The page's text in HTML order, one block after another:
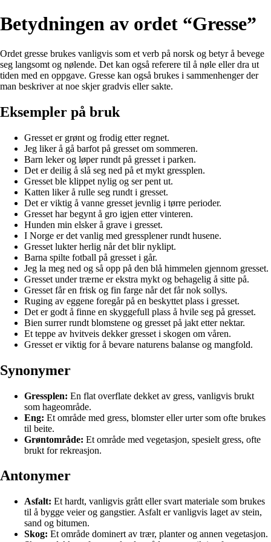
Betydningen av ordet “Gresse”
Ordet gresse brukes vanligvis som et verb på norsk og betyr å bevege
seg langsomt og nølende. Det kan også referere til å nøle eller dra ut
tiden med en oppgave. Gresse kan også brukes i sammenhenger der
man beskriver at noe skjer gradvis eller sakte.
Eksempler på bruk
Gresset er grønt og frodig etter regnet.
Jeg liker å gå barfot på gresset om sommeren.
Barn leker og løper rundt på gresset i parken.
Det er deilig å slå seg ned på et mykt gressplen.
Gresset ble klippet nylig og ser pent ut.
Katten liker å rulle seg rundt i gresset.
Det er viktig å vanne gresset jevnlig i tørre perioder.
Gresset har begynt å gro igjen etter vinteren.
Hunden min elsker å grave i gresset.
I Norge er det vanlig med gressplener rundt husene.
Gresset lukter herlig når det blir nyklipt.
Barna spilte fotball på gresset i går.
Jeg la meg ned og så opp på den blå himmelen gjennom gresset.
Gresset under trærne er ekstra mykt og behagelig å sitte på.
Gresset får en frisk og fin farge når det får nok sollys.
Ruging av eggene foregår på en beskyttet plass i gresset.
Det er godt å finne en skyggefull plass å hvile seg på gresset.
Bien surrer rundt blomstene og gresset på jakt etter nektar.
Et teppe av hvitveis dekker gresset i skogen om våren.
Gresset er viktig for å bevare naturens balanse og mangfold.
Synonymer
Gressplen: En flat overflate dekket av gress, vanligvis brukt
som hageområde.
Eng: Et område med gress, blomster eller urter som ofte brukes
til beite.
Grøntområde: Et område med vegetasjon, spesielt gress, ofte
brukt for rekreasjon.
Antonymer
Asfalt: Et hardt, vanligvis grått eller svart materiale som brukes
til å bygge veier og gangstier. Asfalt er vanligvis laget av stein,
sand og bitumen.
Skog: Et område dominert av trær, planter og annen vegetasjon.